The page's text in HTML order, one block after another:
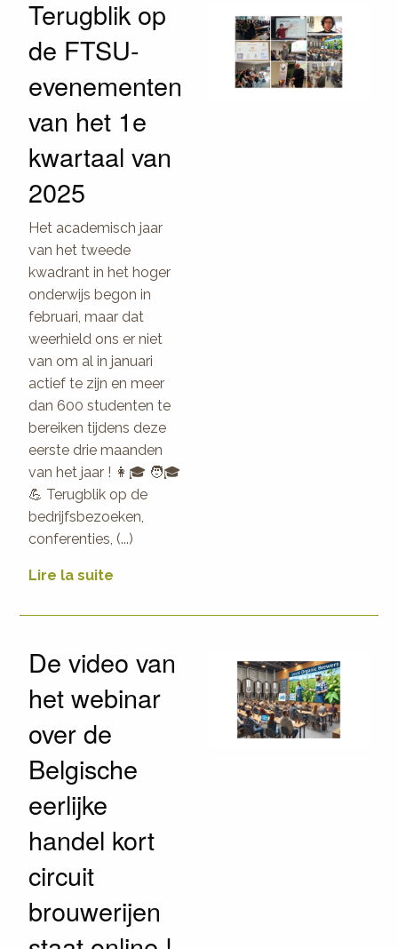
Terugblik op
de FTSU-
evenementen
van het 1e
kwartaal van
2025
Het academisch jaar
van het tweede
kwadrant in het hoger
onderwijs begon in
februari, maar dat
weerhield ons er niet
van om al in januari
actief te zijn en meer
dan 600 studenten te
bereiken tijdens deze
eerste drie maanden
van het jaar ! 👩🎓 🧑🎓
💪 Terugblik op de
bedrijfsbezoeken,
conferenties, (...)
Lire la suite
De video van
het webinar
over de
Belgische
eerlijke
handel kort
circuit
brouwerijen